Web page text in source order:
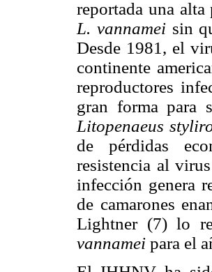
reportada una
L. vannameisin
Desde 1981, el
continente
reproductores
gran forma para
Litopenaeus
de pérdidas
resistencia al
infección genera
de camarones
Lightner (7) lo
vannamei para el